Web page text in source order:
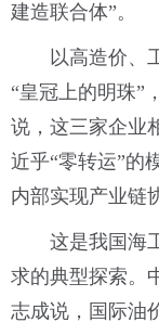
建造联合体”。
以高造价、
“皇冠上的明珠”
说，这三家企业
近乎“零转运”的
内部实现产业链
这是我国海
求的典型探索。
志成说，国际油